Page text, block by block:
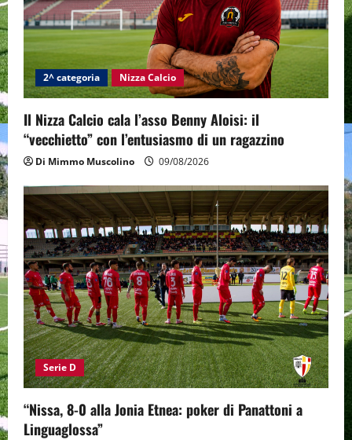
2^ categoria Nizza Calcio
Il Nizza Calcio cala l’asso Benny Aloisi: il
“vecchietto” con l’entusiasmo di un ragazzino
Di Mimmo Muscolino 09/08/2026
Serie D
“Nissa, 8-0 alla Jonia Etnea: poker di Panattoni a
Linguaglossa”